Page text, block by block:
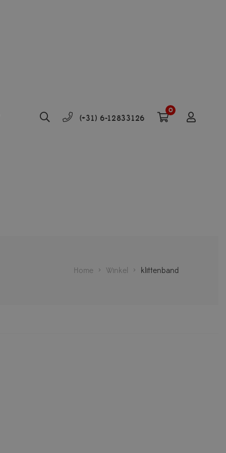
(+31) 6-12833126
0
Home > Winkel > klittenband